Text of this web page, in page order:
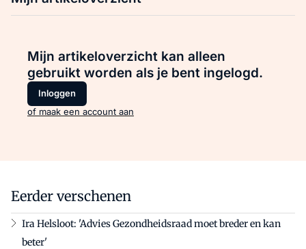
Mijn artikeloverzicht kan alleen
gebruikt worden als je bent ingelogd.
Inloggen
of maak een account aan
Eerder verschenen
Ira Helsloot: 'Advies Gezondheidsraad moet breder en kan
beter'